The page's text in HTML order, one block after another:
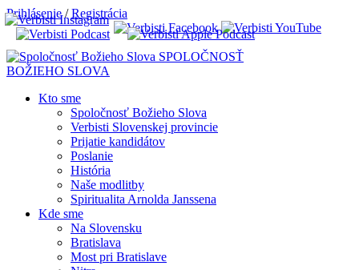
Prihlásenie /Registrácia
SPOLOČNOSŤ
BOŽIEHO SLOVA
Kto sme
Spoločnosť Božieho Slova
Verbisti Slovenskej provincie
Prijatie kandidátov
Poslanie
História
Naše modlitby
Spiritualita Arnolda Janssena
Kde sme
Na Slovensku
Bratislava
Most pri Bratislave